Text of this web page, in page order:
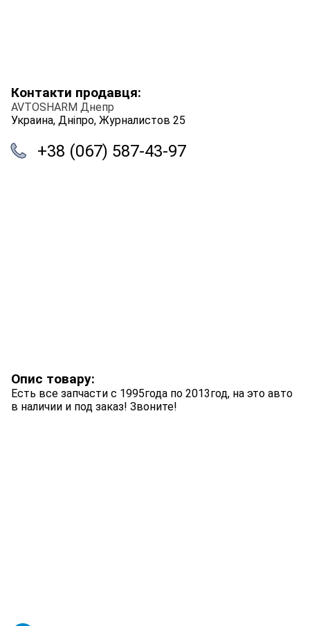
Контакти продавця:
AVTOSHARM Днепр
Украина, Дніпро, Журналистов 25
+38 (067) 587-43-97
Опис товару:
Есть все запчасти с 1995года по 2013год, на это авто
в наличии и под заказ! Звоните!